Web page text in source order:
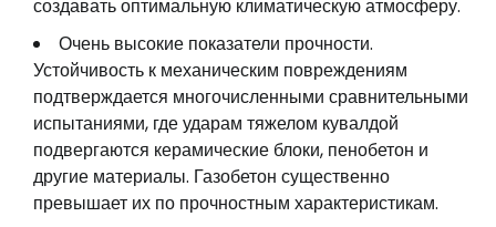
создавать оптимальную климатическую атмосферу.
Очень высокие показатели прочности.
Устойчивость к механическим повреждениям
подтверждается многочисленными сравнительными
испытаниями, где ударам тяжелом кувалдой
подвергаются керамические блоки, пенобетон и
другие материалы. Газобетон существенно
превышает их по прочностным характеристикам.